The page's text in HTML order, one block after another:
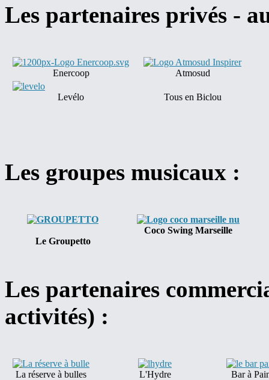
Les partenaires privés -
Enercoop Atmosud
Levélo Tous en Biclou
Les groupes musicaux :
Le Groupetto
Coco Swing Marseille
Les partenaires
activités) :
La réserve à bulles L'Hydre Bar à